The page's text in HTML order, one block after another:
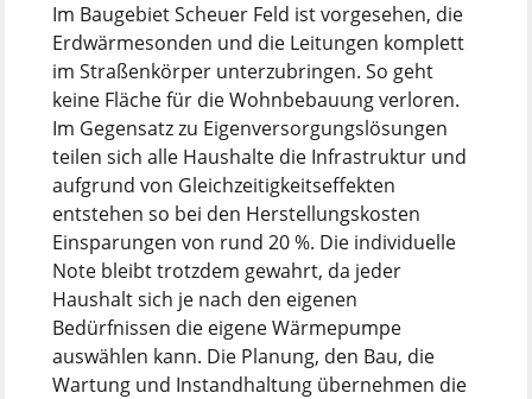
Im Baugebiet Scheuer Feld ist vorgesehen, die
Erdwärmesonden und die Leitungen komplett
im Straßenkörper unterzubringen. So geht
keine Fläche für die Wohnbebauung verloren.
Im Gegensatz zu Eigenversorgungslösungen
teilen sich alle Haushalte die Infrastruktur und
aufgrund von Gleichzeitigkeitseffekten
entstehen so bei den Herstellungskosten
Einsparungen von rund 20 %. Die individuelle
Note bleibt trotzdem gewahrt, da jeder
Haushalt sich je nach den eigenen
Bedürfnissen die eigene Wärmepumpe
auswählen kann. Die Planung, den Bau, die
Wartung und Instandhaltung übernehmen die